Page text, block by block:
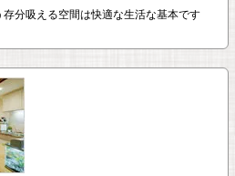
存分吸える空間は快適な生活な基本です